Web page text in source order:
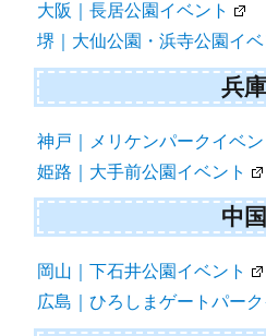
大阪｜長居公園イベント
堺｜大仙公園・浜寺公園イベ
兵庫
神戸｜メリケンパークイベン
姫路｜大手前公園イベント
中国
岡山｜下石井公園イベント
広島｜ひろしまゲートパーク